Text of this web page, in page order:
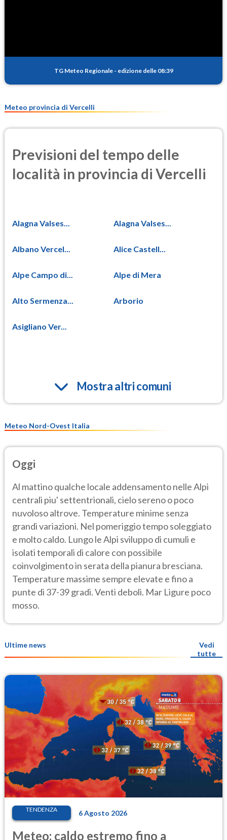
TG Meteo Regionale - edizione delle 08:39
Meteo provincia di Vercelli
Previsioni del tempo delle
località in provincia di Vercelli
Alagna Valses... Alagna Valses...
Albano Vercel... Alice Castell...
Alpe Campo di... Alpe di Mera
Alto Sermenza... Arborio
Asigliano Ver...
Mostra altri comuni
Meteo Nord-Ovest Italia
Oggi
Al mattino qualche locale addensamento nelle Alpi
centrali piu' settentrionali, cielo sereno o poco
nuvoloso altrove. Temperature minime senza
grandi variazioni. Nel pomeriggio tempo soleggiato
e molto caldo. Lungo le Alpi sviluppo di cumuli e
isolati temporali di calore con possibile
coinvolgimento in serata della pianura bresciana.
Temperature massime sempre elevate e fino a
punte di 37-39 gradi. Venti deboli. Mar Ligure poco
mosso.
Ultime news
Vedi
tutte
TENDENZA 6 Agosto 2026
Meteo: caldo estremo fino a